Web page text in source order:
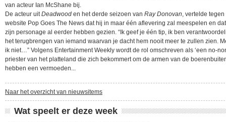
van acteur Ian McShane bij.
De acteur uitDeadwood en het derde seizoen van Ray Donovan, vertelde tegen
website Pop Goes The News dat hij in maar één aflevering zal meespelen en
zijn personage al eerder hebben gezien. “Ik geef je één tip, ik ben
het terugbrengen van iemand waarvan je dacht hem nooit meer te zullen zien.
ik niet…” Volgens Entertainment Weekly wordt de rol omschreven als ‘een no-
priester van het platteland die zich bekommert om de armen van de
hebben een vermoeden...
Naar het overzicht van nieuwsitems
Wat speelt er deze week